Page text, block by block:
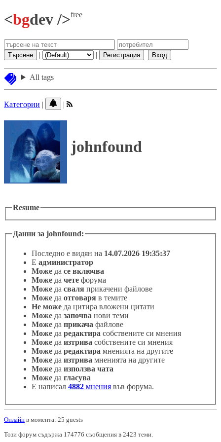
<bgdev />free
Търсене | | Регистрация Вход
All tags
Категории | |
johnfound
Resume
Данни за johnfound:
Последно е видян на 14.07.2026 19:35:37
Е администратор
Може да се включва
Може да чете форума
Може да сваля прикачени файлове
Може да отговаря в темите
Не може да цитира вложени цитати
Може да започва нови теми
Може да прикача файлове
Може да редактира собствените си мнения
Може да изтрива собствените си мнения
Може да редактира мненията на другите
Може да изтрива мненията на другите
Може да използва чата
Може да гласува
Е написал 4882 мнения във форума.
Онлайн в момента: 25 guests
Този форум съдържа 174776 съобщения в 2423 теми.